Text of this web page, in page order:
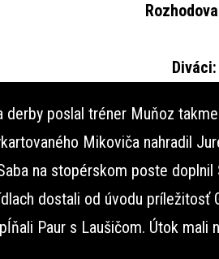
Diváci:
derby poslal tréner Muňoz
Mikoviča nahradil
na stopérskom poste
dostali od úvodu príležitosť
Paur s Laušičom. Útok